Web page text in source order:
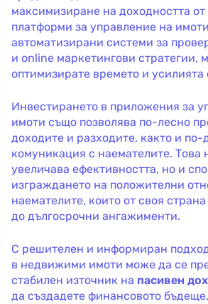
максимизиране на доходността
платформи за управление на
автоматизирани системи за
и online маркетингови стратегии,
оптимизирате времето и усилията
Инвестирането в приложения за
имоти също позволява по-лесно
доходите и разходите, както и по-
комуникация с наемателите. Това
увеличава ефективността, но и
изграждането на положителни
наемателите, които от своя
до дългосрочни ангажименти.
С решителен и информиран
в недвижими имоти може да се
стабилен източник на пасивен
да създадете финансовото